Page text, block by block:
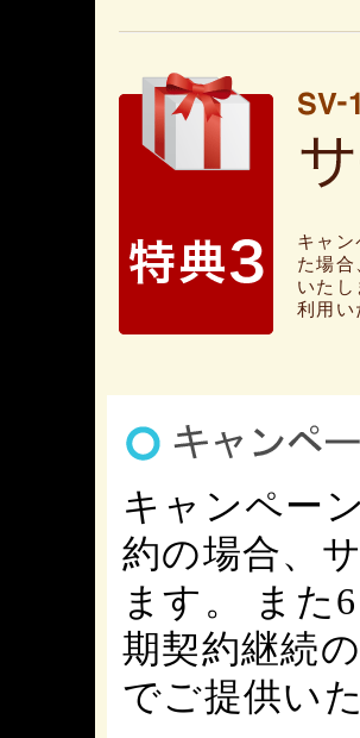
キャ
た場
いた
利用い
キャンペー
約の場合、
ます。 また
期契約継続の
でご提供い